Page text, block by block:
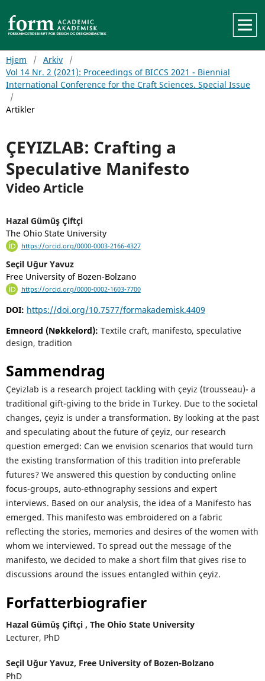
Hjem / Arkiv
/
Vol 14 Nr. 2 (2021): Proceedings of BICCS 2021 - Biennial
International Conference for the Craft Sciences. Special Issue
/
Artikler
ÇEYIZLAB: Crafting a
Speculative Manifesto
Video Article
Hazal Gümüş Çiftçi
The Ohio State University
https://orcid.org/0000-0003-2166-4327
Seçil Uğur Yavuz
Free University of Bozen-Bolzano
https://orcid.org/0000-0002-1603-7700
DOI: https://doi.org/10.7577/formakademisk.4409
Emneord (Nøkkelord): Textile craft, manifesto, speculative
design, tradition
Sammendrag
Çeyizlab is a research project tackling with çeyiz (trousseau)- a
traditional gift-giving to the bride in Turkey. Due to the societal
changes, çeyiz is under a transformation. By looking at the past
and speculating about the future of çeyiz, our research
question emerged: Can we envision scenarios that would turn
the existing transformation of this tradition into preferable
futures? We answered this question by conducting online
focus-groups, auto-ethnography sessions and expert
interviews. Based on our analysis, the idea of a Manifesto has
emerged. This manifesto was embroidered on a fabric
reflecting the stories, memories and desires of the women with
whom we interviewed. To spread out the message of the
manifesto, we decided to make a short film that gives rise to
discussions around the issues entangled within çeyiz.
Forfatterbiografier
Hazal Gümüş Çiftçi , The Ohio State University
Lecturer, PhD
Seçil Uğur Yavuz, Free University of Bozen-Bolzano
PhD